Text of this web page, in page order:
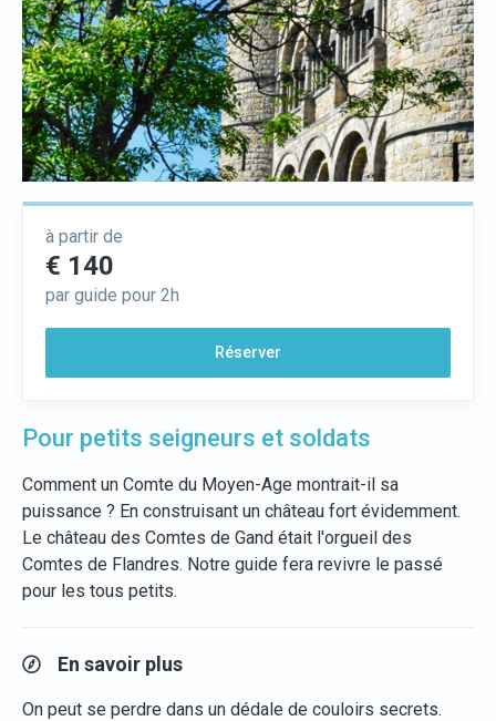
à partir de
€ 140
par guide pour 2h
Réserver
Pour petits seigneurs et soldats
Comment un Comte du Moyen-Age montrait-il sa
puissance ? En construisant un château fort évidemment.
Le château des Comtes de Gand était l'orgueil des
Comtes de Flandres. Notre guide fera revivre le passé
pour les tous petits.
En savoir plus
On peut se perdre dans un dédale de couloirs secrets.